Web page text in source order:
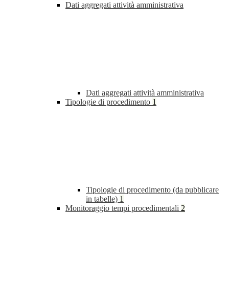
Dati aggregati attività amministrativa
Dati aggregati attività amministrativa
Tipologie di procedimento 1
Tipologie di procedimento (da pubblicare
in tabelle) 1
Monitoraggio tempi procedimentali 2